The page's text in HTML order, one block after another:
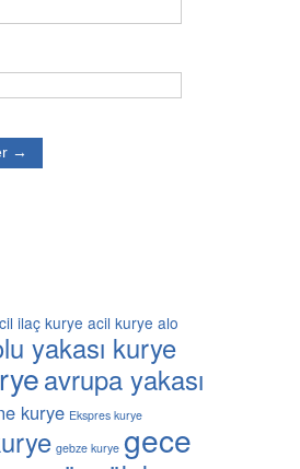
ilaç kurye acil kurye alo
yakası kurye
avrupa yakası
kurye Ekspres kurye
gebze kurye gece